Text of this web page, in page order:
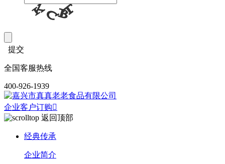
提交
全国客服热线
400-926-1939
企业客户订购
返回顶部
经典传承
企业简介